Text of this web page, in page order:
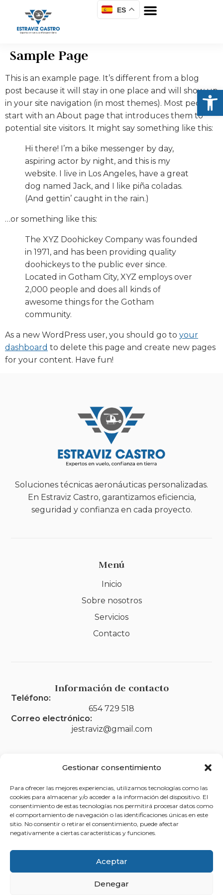
Gestionar consentimiento
Para ofrecer las mejores experiencias, utilizamos tecnologías como las
cookies para almacenar y/o acceder a la información del dispositivo. El
consentimiento de estas tecnologías nos permitirá procesar datos como
el comportamiento de navegación o las identificaciones únicas en este
sitio. No consentir o retirar el consentimiento, puede afectar
negativamente a ciertas características y funciones.
Aceptar
Denegar
ES
Sample Page
This is an example page. It’s different from a blog
post because it will stay in one place and will show up
in your site navigation (in most themes). Most people
start with an About page that introduces them to
potential site visitors. It might say something like this:
Hi there! I’m a bike messenger by day,
aspiring actor by night, and this is my
website. I live in Los Angeles, have a great
dog named Jack, and I like piña coladas.
(And gettin’ caught in the rain.)
…or something like this:
The XYZ Doohickey Company was founded
in 1971, and has been providing quality
doohickeys to the public ever since.
Located in Gotham City, XYZ employs over
2,000 people and does all kinds of
awesome things for the Gotham
community.
As a new WordPress user, you should go to your
dashboard to delete this page and create new pages
for your content. Have fun!
Soluciones técnicas aeronáuticas personalizadas.
En Estraviz Castro, garantizamos eficiencia,
seguridad y confianza en cada proyecto.
Menú
Inicio
Sobre nosotros
Servicios
Contacto
Información de contacto
Teléfono:
654 729 518
Correo electrónico:
jestraviz@gmail.com
Aviso legal
Política de privacidad
Política de cookies (UE)